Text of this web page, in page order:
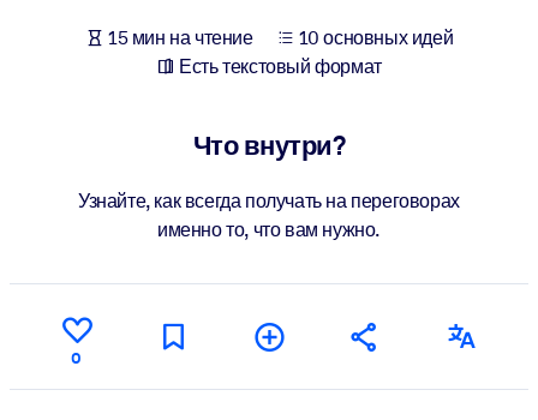
15 мин на чтение
10 основных идей
Есть текстовый формат
Что внутри?
Узнайте, как всегда получать на переговорах
именно то, что вам нужно.
0